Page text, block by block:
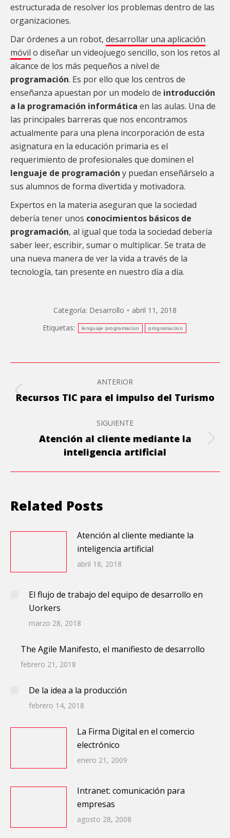
estructurada de resolver los problemas dentro de las
organizaciones.
Dar órdenes a un robot, desarrollar una aplicación
móvil o diseñar un videojuego sencillo, son los retos al
alcance de los más pequeños a nivel de
programación. Es por ello que los centros de
enseñanza apuestan por un modelo de introducción
a la programación informática en las aulas. Una de
las principales barreras que nos encontramos
actualmente para una plena incorporación de esta
asignatura en la educación primaria es el
requerimiento de profesionales que dominen el
lenguaje de programación y puedan enseñárselo a
sus alumnos de forma divertida y motivadora.
Expertos en la materia aseguran que la sociedad
debería tener unos conocimientos básicos de
programación, al igual que toda la sociedad debería
saber leer, escribir, sumar o multiplicar. Se trata de
una nueva manera de ver la vida a través de la
tecnología, tan presente en nuestro día a día.
Categoría: Desarrollo
abril 11, 2018
Etiquetas:
lenguaje programacion programacion
Navegación
entre
publicaciones
ANTERIOR
Publicación
Recursos TIC para el impulso del Turismo
SIGUIENTE
Publicación
siguiente:
Atención al cliente mediante la
inteligencia artificial
Related Posts
Atención al cliente mediante la
inteligencia artificial
abril 18, 2018
El flujo de trabajo del equipo de desarrollo en
Uorkers
marzo 28, 2018
The Agile Manifesto, el manifiesto de desarrollo
febrero 21, 2018
De la idea a la producción
febrero 14, 2018
La Firma Digital en el comercio
electrónico
enero 21, 2009
Intranet: comunicación para
empresas
agosto 28, 2008